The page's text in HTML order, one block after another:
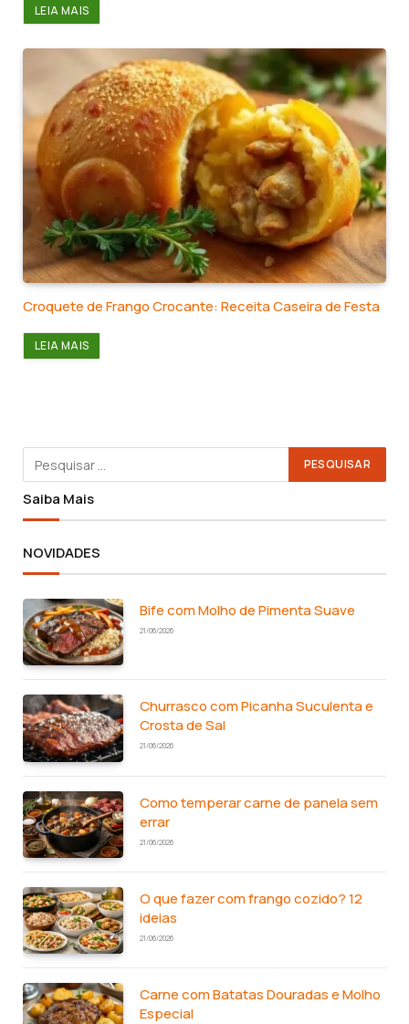
LEIA MAIS
Croquete de Frango Crocante: Receita Caseira de Festa
LEIA MAIS
Saiba Mais
NOVIDADES
Bife com Molho de Pimenta Suave
21/06/2026
Churrasco com Picanha Suculenta e
Crosta de Sal
21/06/2026
Como temperar carne de panela sem
errar
21/06/2026
O que fazer com frango cozido? 12
ideias
21/06/2026
Carne com Batatas Douradas e Molho
Especial